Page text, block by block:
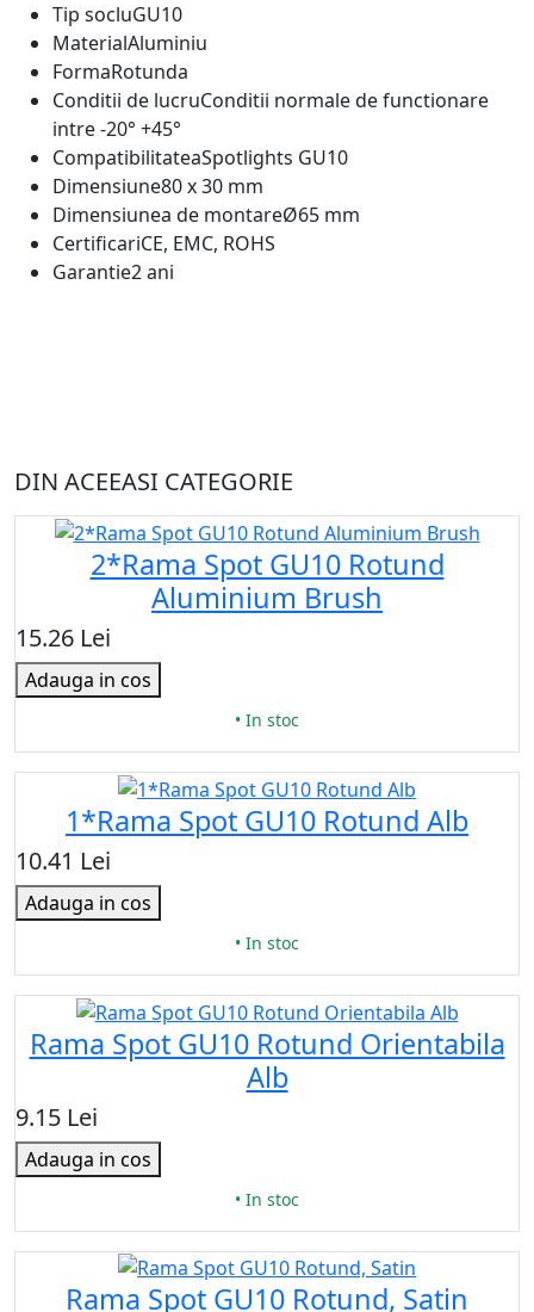
Tip socluGU10
MaterialAluminiu
FormaRotunda
Conditii de lucruConditii normale de functionare
intre -20° +45°
CompatibilitateaSpotlights GU10
Dimensiune80 x 30 mm
Dimensiunea de montareØ65 mm
CertificariCE, EMC, ROHS
Garantie2 ani
DIN ACEEASI CATEGORIE
2*Rama Spot GU10 Rotund
Aluminium Brush
15.26 Lei
Adauga in cos
• In stoc
1*Rama Spot GU10 Rotund Alb
10.41 Lei
Adauga in cos
• In stoc
Rama Spot GU10 Rotund Orientabila
Alb
9.15 Lei
Adauga in cos
• In stoc
Rama Spot GU10 Rotund, Satin